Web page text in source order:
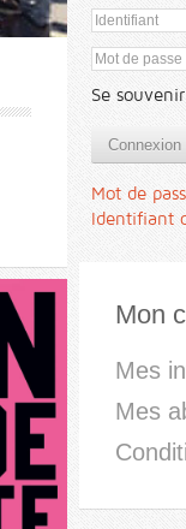
Se
Connexion
Mot de
Identifiant
Mon
Mes
Mes